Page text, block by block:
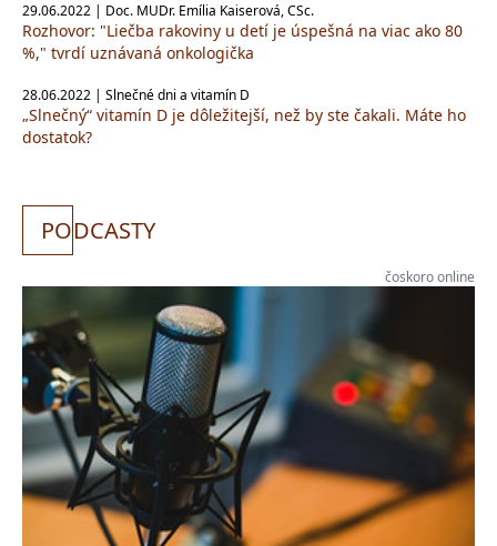
29.06.2022 | Doc. MUDr. Emília Kaiserová, CSc.
Rozhovor: "Liečba rakoviny u detí je úspešná na viac ako 80
%," tvrdí uznávaná onkologička
28.06.2022 | Slnečné dni a vitamín D
„Slnečný“ vitamín D je dôležitejší, než by ste čakali. Máte ho
dostatok?
PODCASTY
čoskoro online